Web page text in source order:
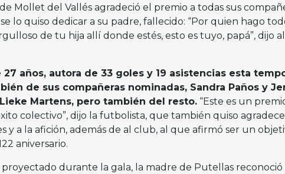
Mollet del Vallés agradeció el premio a todas sus
lo quiso dedicar a su padre, fallecido: “Por quien hago
de tu hija allí donde estés, esto es tuyo, papá”, dijo
27 años, autora de 33 goles y 19 asistencias esta
de sus compañeras nominadas, Sandra Paños y
Martens, pero también del resto.“Este es un
colectivo”, dijo la futbolista, que también quiso
y a la afición, además de al club, al que afirmó ser un
aniversario.
durante la gala, la madre de Putellas